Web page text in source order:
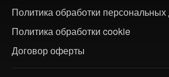
Политика обработки
Политика обработки cookie
Договор оферты